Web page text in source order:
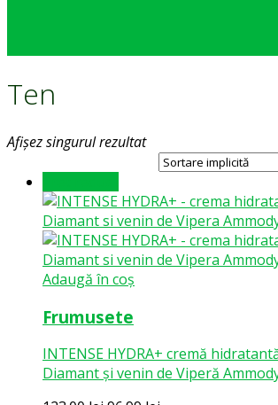
Ten
Afișez singurul rezultat
Adaugă în coș
Frumusete
INTENSE HYDRA+ cremă
Diamant și venin de Viperă